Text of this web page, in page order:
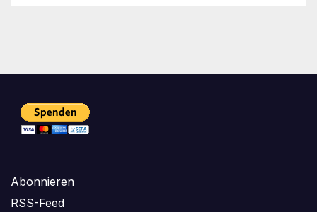
Abonnieren
RSS-Feed